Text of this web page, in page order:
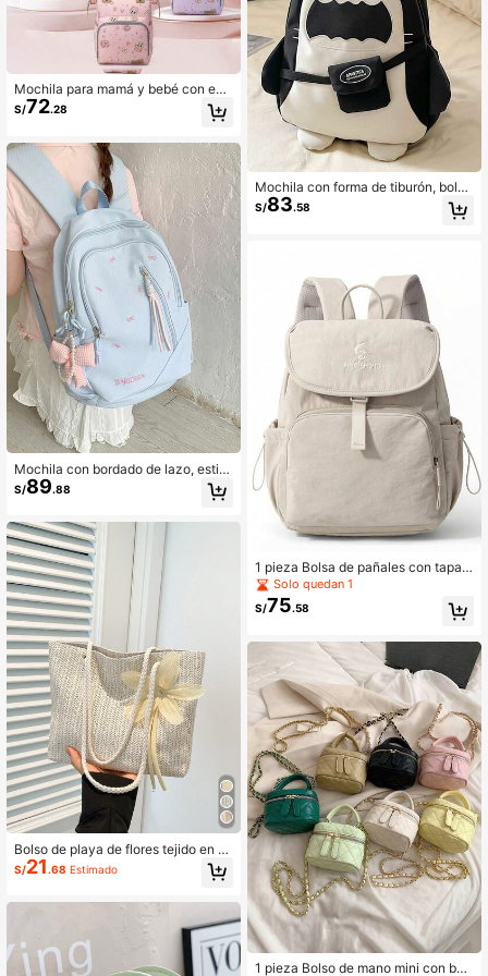
Mochila para mamá y bebé con est
ampado de panda lindo, bolsa multif
uncional de gran capacidad para m
mamá
S/72.28
Mochila con bordado de lazo, estilo
fresco y femenino, mochila escolar
para estudiantes, mochila de gran c
S/89.88
Bolso de playa de flores tejido en mi
niatura, bolso de hombro de moda
S/21 .68 Estimado
Mochila con forma de tiburón, bolsa
de alta capacidad para estudiantes,
de vuelta a la escuela
S/83.58
1 pieza Bolsa de pañales con tapa a
batible minimalista de nailon, mochi
la ligera de gran capacidad con múl
tiples compartimentos para mamás
Solo quedan 1
S/75.58
1 pieza Bolso de mano mini con bor